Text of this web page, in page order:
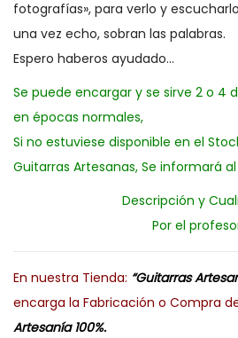
fotografías», para verlo y
una vez echo, sobran las palabras.
Espero haberos ayudado…
Se puede encargar y se sirve 2 o 4
en épocas normales,
Si no estuviese disponible en el
Guitarras Artesanas, Se informará
Descripción y
Por el
En nuestra Tienda: “Guitarras
encarga la Fabricación o Compra
Artesanía 100%.